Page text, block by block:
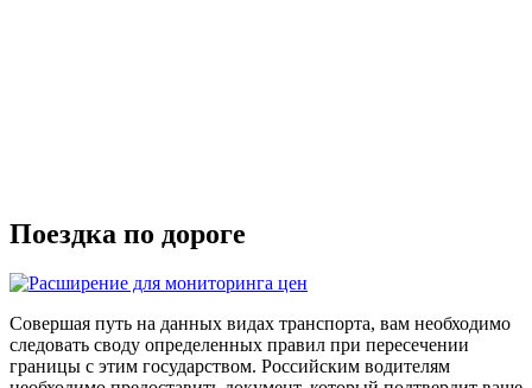
Поездка по дороге
Совершая путь на данных видах транспорта, вам необходимо
следовать своду определенных правил при пересечении
границы с этим государством. Российским водителям